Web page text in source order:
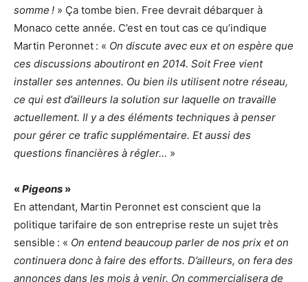
somme ! » Ça tombe bien. Free devrait débarquer à
Monaco cette année. C’est en tout cas ce qu’indique
Martin Peronnet : « On discute avec eux et on espère que
ces discussions aboutiront en 2014. Soit Free vient
installer ses antennes. Ou bien ils utilisent notre réseau,
ce qui est d’ailleurs la solution sur laquelle on travaille
actuellement. Il y a des éléments techniques à penser
pour gérer ce trafic supplémentaire. Et aussi des
questions financières à régler… »
«Pigeons »
En attendant, Martin Peronnet est conscient que la
politique tarifaire de son entreprise reste un sujet très
sensible : « On entend beaucoup parler de nos prix et on
continuera donc à faire des efforts. D’ailleurs, on fera des
annonces dans les mois à venir. On commercialisera de